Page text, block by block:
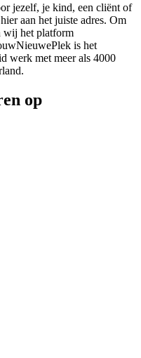
jezelf, je kind, een cliënt of
aan het juiste adres. Om
wij het platform
is het
werk met meer als 4000
op